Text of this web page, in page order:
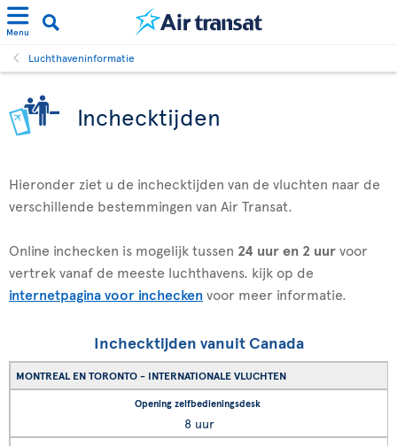
Menu
Luchthaveninformatie
Inchecktijden
Hieronder ziet u de inchecktijden van de vluchten naar de
verschillende bestemmingen van Air Transat.
Online inchecken is mogelijk tussen 24 uur en 2 uurvoor
vertrek vanaf de meeste luchthavens. kijk op de
internetpagina voor inchecken voor meer informatie.
Inchecktijden vanuit Canada
MONTREAL EN TORONTO - INTERNATIONALE VLUCHTEN
8 uur